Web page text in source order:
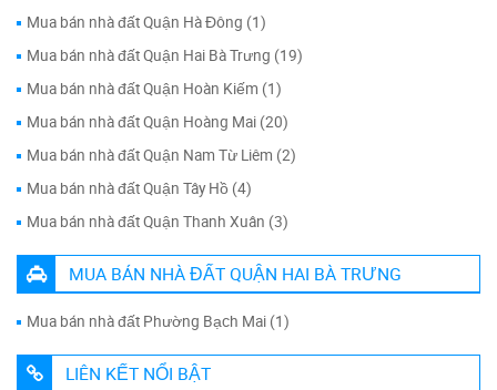
Mua bán nhà đất Quận Hà Đông (1)
Mua bán nhà đất Quận Hai Bà Trưng (19)
Mua bán nhà đất Quận Hoàn Kiếm (1)
Mua bán nhà đất Quận Hoàng Mai (20)
Mua bán nhà đất Quận Nam Từ Liêm (2)
Mua bán nhà đất Quận Tây Hồ (4)
Mua bán nhà đất Quận Thanh Xuân (3)
MUA BÁN NHÀ ĐẤT QUẬN HAI BÀ TRƯNG
Mua bán nhà đất Phường Bạch Mai (1)
LIÊN KẾT NỔI BẬT